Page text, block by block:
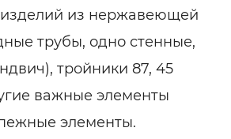
из нержавеющей
трубы, одно стенные,
тройники 87, 45
важные элементы
элементы.